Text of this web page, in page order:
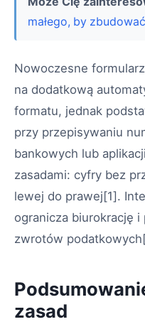
małego, by
Nowoczesne
na dodatkową
formatu, jednak
przy przepisywaniu
bankowych lub
zasadami: cyfry bez
lewej do prawej[1].
ogranicza biurokrację
zwrotów
zasad